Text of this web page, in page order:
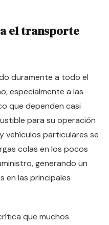
el transporte
duramente a todo el
especialmente a las
que dependen casi
para su operación
vehículos particulares se
colas en los pocos
generando un
en las principales
que muchos